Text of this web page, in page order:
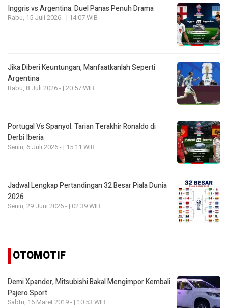
Inggris vs Argentina: Duel Panas Penuh Drama
Rabu, 15 Juli 2026 - | 14:07 WIB
Jika Diberi Keuntungan, Manfaatkanlah Seperti
Argentina
Rabu, 8 Juli 2026 - | 20:57 WIB
Portugal Vs Spanyol: Tarian Terakhir Ronaldo di
Derbi Iberia
Senin, 6 Juli 2026 - | 15:11 WIB
Jadwal Lengkap Pertandingan 32 Besar Piala Dunia
2026
Senin, 29 Juni 2026 - | 02:39 WIB
OTOMOTIF
Demi Xpander, Mitsubishi Bakal Mengimpor Kembali
Pajero Sport
Sabtu, 16 Maret 2019 - | 10:53 WIB